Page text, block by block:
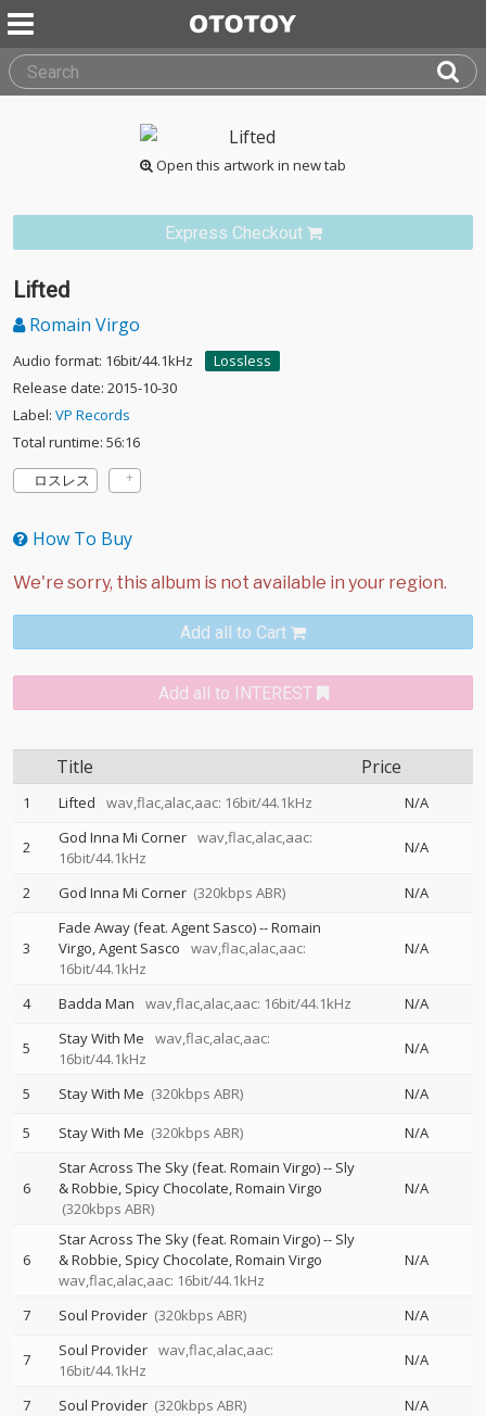
Open this artwork in new tab
Express Checkout
Lifted
Romain Virgo
Audio format: 16bit/44.1kHz
Lossless
Release date: 2015-10-30
Label: VP Records
Total runtime: 56:16
ロスレス
How To Buy
Add all to Cart
Add all to INTEREST
Title Price
1 Lifted wav,flac,alac,aac: 16bit/44.1kHz N/A
2 God Inna Mi Corner wav,flac,alac,aac:
16bit/44.1kHz
N/A
2 God Inna Mi Corner (320kbps ABR) N/A
3
Fade Away (feat. Agent Sasco)--Romain
Virgo Agent Sasco
wav,flac,alac,aac:
16bit/44.1kHz
N/A
4 Badda Man wav,flac,alac,aac: 16bit/44.1kHz N/A
5 Stay With Me
wav,flac,alac,aac:
16bit/44.1kHz
N/A
5 Stay With Me (320kbps ABR)
N/A
5
Stay With Me (320kbps ABR) N/A
6
Star Across The Sky (feat. Romain Virgo)-- Sly
& Robbie Spicy Chocolate Romain Virgo
(320kbps ABR)
N/A
6
Star Across The Sky (feat. Romain Virgo)-- Sly
& Robbie Spicy Chocolate Romain Virgo
wav,flac,alac,aac: 16bit/44.1kHz
N/A
7 Soul Provider (320kbps ABR) N/A
7 Soul Provider wav,flac,alac,aac:
16bit/44.1kHz
N/A
7 Soul Provider (320kbps ABR)
N/A